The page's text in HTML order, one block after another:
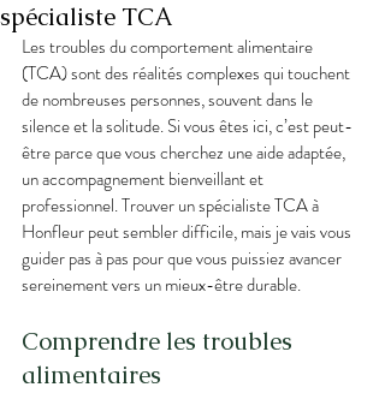
spécialiste TCA
Les troubles du comportement alimentaire
(TCA) sont des réalités complexes qui touchent
de nombreuses personnes, souvent dans le
silence et la solitude. Si vous êtes ici, c’est peut-
être parce que vous cherchez une aide adaptée,
un accompagnement bienveillant et
professionnel. Trouver un spécialiste TCA à
Honfleur peut sembler difficile, mais je vais vous
guider pas à pas pour que vous puissiez avancer
sereinement vers un mieux-être durable.
Comprendre les troubles
alimentaires